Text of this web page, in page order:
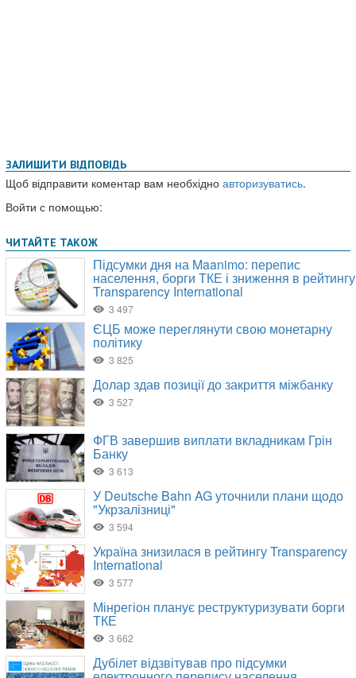
ЗАЛИШИТИ ВІДПОВІДЬ
Щоб відправити коментар вам необхідно авторизуватись.
Войти с помощью: